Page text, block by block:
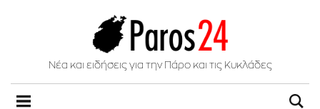
Νέα και ειδήσεις για την Πάρο και τις Κυκλάδες